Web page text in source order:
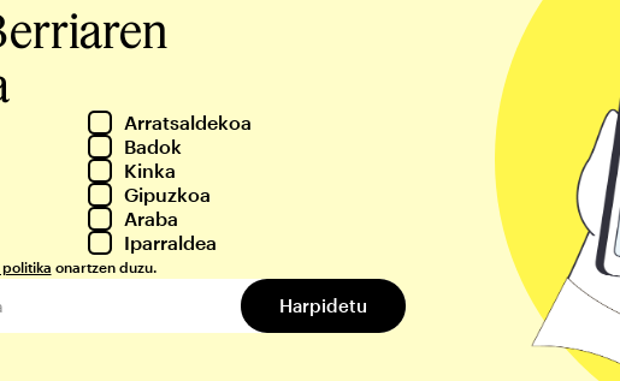
Arratsaldekoa
Badok
Kinka
Gipuzkoa
Araba
Iparraldea
onartzen duzu.